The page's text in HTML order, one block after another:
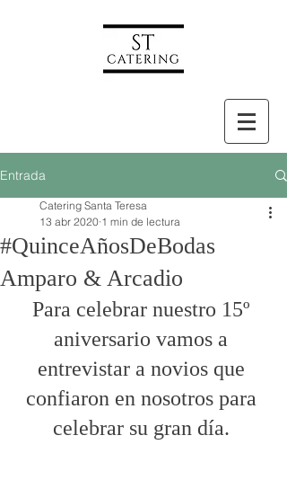
Entrada
#QuinceAñosDeBodas
Amparo & Arcadio
Catering Santa Teresa
13 abr 2020 1 min de lectura
Para celebrar nuestro 15º
aniversario vamos a
entrevistar a novios que
confiaron en nosotros para
celebrar su gran día.